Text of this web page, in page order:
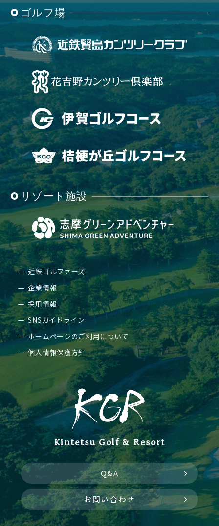
Kintetsu Golf & Resort
Q&A
お問い合わせ
ゴルフ場
リゾート施設
近鉄ゴルファーズ
企業情報
採用情報
SNSガイドライン
ホームページのご利用について
個人情報保護方針